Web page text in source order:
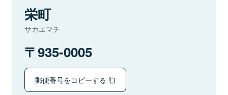
栄町
サカエマチ
935-0005
郵便番号をコピーする